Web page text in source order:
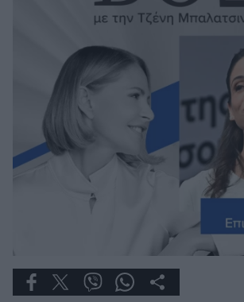
Well being
Ψυχολογία
Υγεία + Διατροφή
Σχέσεις & Σεξ
Fitness
Woman Power
Working Girl
Real Women